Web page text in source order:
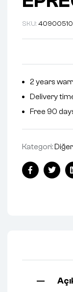
SKU:
2 years
Delivery
Free 90
Kategori:
Facebook